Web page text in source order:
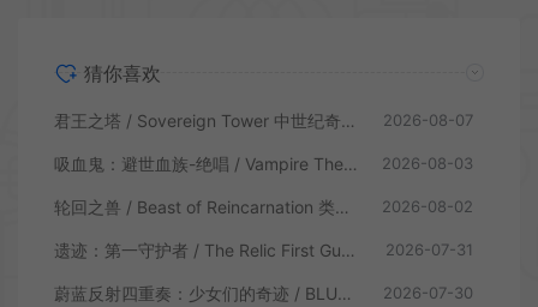
猜你喜欢
君王之塔 / Sovereign Tower 中世纪奇幻模拟RPG游戏 2026-08-07
吸血鬼：避世血族-绝唱 / Vampire The Masquerade Swansong 2026-08-03
轮回之兽 / Beast of Reincarnation 类魂硬核动作RPG游戏 2026-08-02
遗迹：第一守护者 / The Relic First Guardian 类魂动作RPG游戏 2026-07-31
蔚蓝反射四重奏：少女们的奇迹 / BLUE REFLECTION Quartet 卡通回合制RPG游戏 2026-07-30